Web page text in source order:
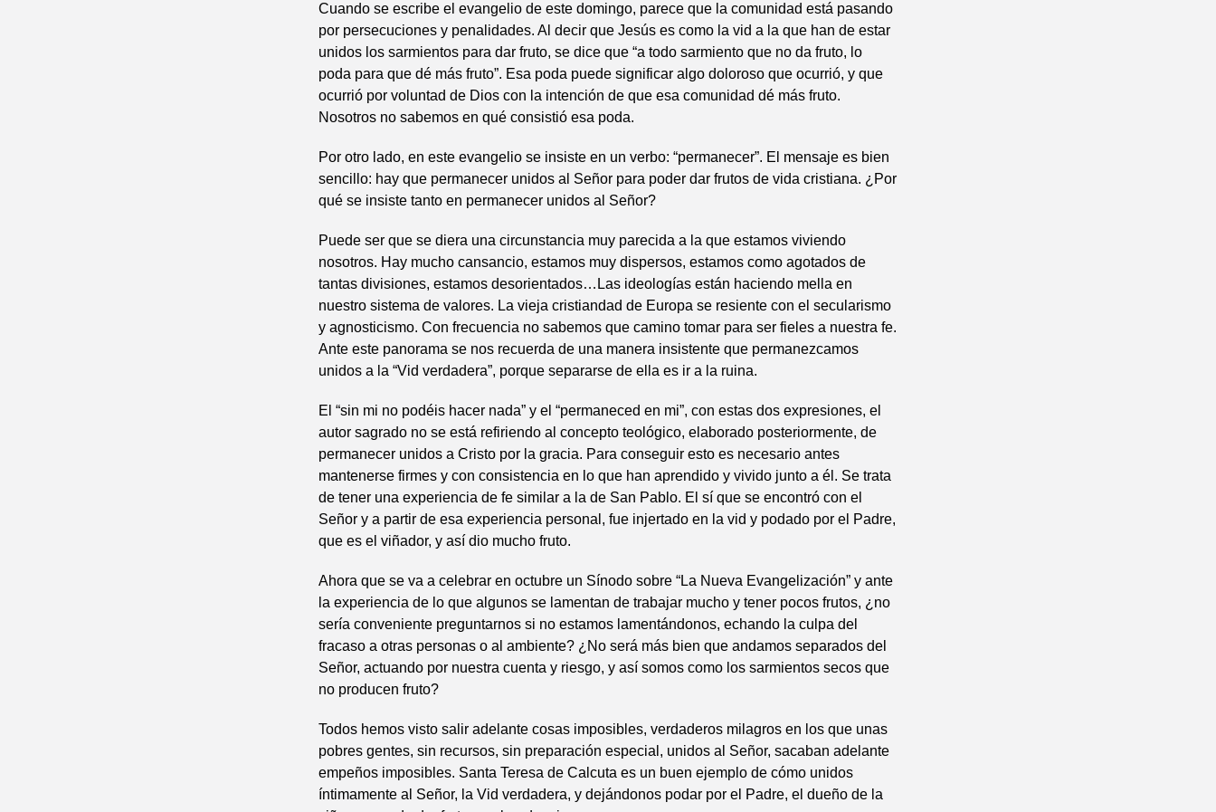
Cuando se escribe el evangelio de este domingo, parece que la comunidad está pasando
por persecuciones y penalidades. Al decir que Jesús es como la vid a la que han de estar
unidos los sarmientos para dar fruto, se dice que “a todo sarmiento que no da fruto, lo
poda para que dé más fruto”. Esa poda puede significar algo doloroso que ocurrió, y que
ocurrió por voluntad de Dios con la intención de que esa comunidad dé más fruto.
Nosotros no sabemos en qué consistió esa poda.
Por otro lado, en este evangelio se insiste en un verbo: “permanecer”. El mensaje es bien
sencillo: hay que permanecer unidos al Señor para poder dar frutos de vida cristiana. ¿Por
qué se insiste tanto en permanecer unidos al Señor?
Puede ser que se diera una circunstancia muy parecida a la que estamos viviendo
nosotros. Hay mucho cansancio, estamos muy dispersos, estamos como agotados de
tantas divisiones, estamos desorientados…Las ideologías están haciendo mella en
nuestro sistema de valores. La vieja cristiandad de Europa se resiente con el secularismo
y agnosticismo. Con frecuencia no sabemos que camino tomar para ser fieles a nuestra fe.
Ante este panorama se nos recuerda de una manera insistente que permanezcamos
unidos a la “Vid verdadera”, porque separarse de ella es ir a la ruina.
El “sin mi no podéis hacer nada” y el “permaneced en mi”, con estas dos expresiones, el
autor sagrado no se está refiriendo al concepto teológico, elaborado posteriormente, de
permanecer unidos a Cristo por la gracia. Para conseguir esto es necesario antes
mantenerse firmes y con consistencia en lo que han aprendido y vivido junto a él. Se trata
de tener una experiencia de fe similar a la de San Pablo. El sí que se encontró con el
Señor y a partir de esa experiencia personal, fue injertado en la vid y podado por el Padre,
que es el viñador, y así dio mucho fruto.
Ahora que se va a celebrar en octubre un Sínodo sobre “La Nueva Evangelización” y ante
la experiencia de lo que algunos se lamentan de trabajar mucho y tener pocos frutos, ¿no
sería conveniente preguntarnos si no estamos lamentándonos, echando la culpa del
fracaso a otras personas o al ambiente? ¿No será más bien que andamos separados del
Señor, actuando por nuestra cuenta y riesgo, y así somos como los sarmientos secos que
no producen fruto?
Todos hemos visto salir adelante cosas imposibles, verdaderos milagros en los que unas
pobres gentes, sin recursos, sin preparación especial, unidos al Señor, sacaban adelante
empeños imposibles. Santa Teresa de Calcuta es un buen ejemplo de cómo unidos
íntimamente al Señor, la Vid verdadera, y dejándonos podar por el Padre, el dueño de la